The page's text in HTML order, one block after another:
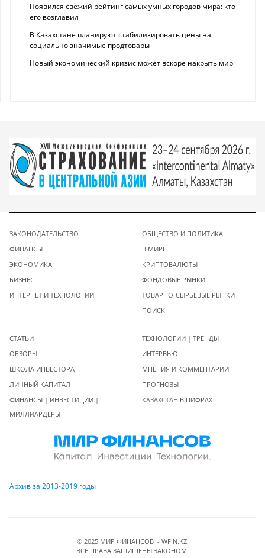
Появился свежий рейтинг самых умных городов мира: кто
его возглавил
В Казахстане планируют стабилизировать цены на
социально значимые продтовары
Новый экономический кризис может вскоре накрыть мир
ЗАКОНОДАТЕЛЬСТВО
ФИНАНСЫ
ЭКОНОМИКА
БИЗНЕС
ИНТЕРНЕТ И ТЕХНОЛОГИИ
ОБЩЕСТВО И ПОЛИТИКА
В МИРЕ
КРИПТОВАЛЮТЫ
ФОНДОВЫЕ РЫНКИ
ТОВАРНО-СЫРЬЕВЫЕ РЫНКИ
ПОИСК
СТАТЬИ
ОБЗОРЫ
ШКОЛА ИНВЕСТОРА
ЛИЧНЫЙ КАПИТАЛ
ФИНАНСЫ | ИНВЕСТИЦИИ |
МИЛЛИАРДЕРЫ
ТЕХНОЛОГИИ | ТРЕНДЫ
ИНТЕРВЬЮ
МНЕНИЯ И КОММЕНТАРИИ
ПРОГНОЗЫ
КАЗАХСТАН В ЦИФРАХ
Архив за 2013-2019 годы
© 2025 МИР ФИНАНСОВ - WFIN.KZ.
ВСЕ ПРАВА ЗАЩИЩЕНЫ ЗАКОНОМ.